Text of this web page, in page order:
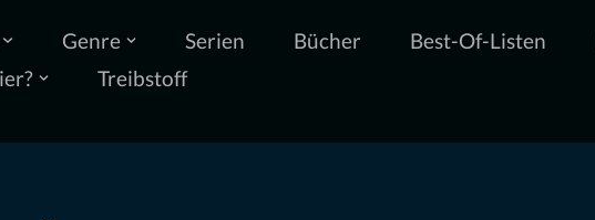
Genre Serien Bücher Best-Of-Listen
Treibstoff